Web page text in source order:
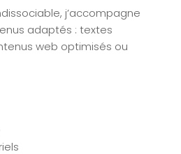
j’accompagne
adaptés : textes
web optimisés ou